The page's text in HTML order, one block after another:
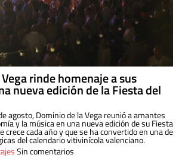
rinde homenaje a sus
nueva edición de la Fiesta del
agosto, Dominio de la Vega reunió a amantes
y la música en una nueva edición de su Fiesta
crece cada año y que se ha convertido en una de
del calendario vitivinícola valenciano.
Sin comentarios